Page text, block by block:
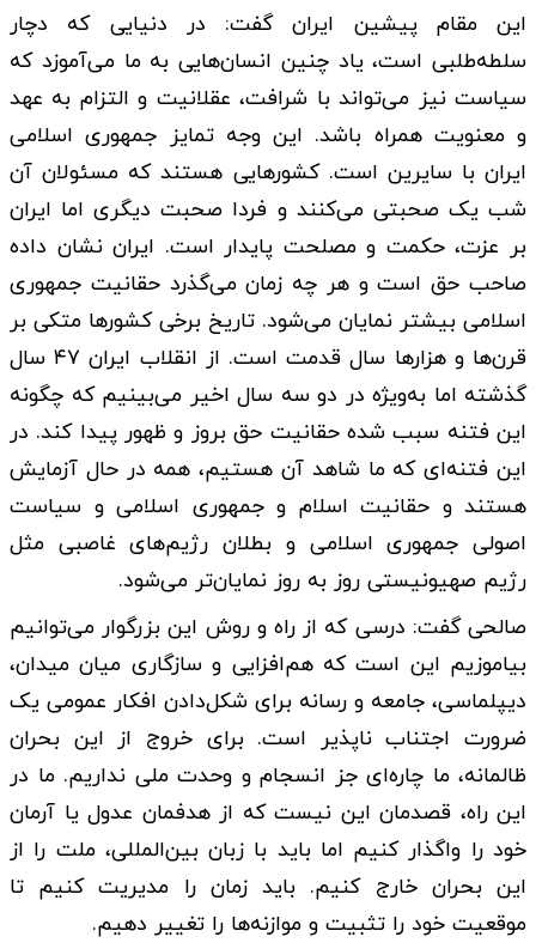
این مقام پیشین ایران گفت: در دنیایی که دچار
سلطه‌طلبی است، یاد چنین انسان‌هایی به ما می‌آموزد که
سیاست نیز می‌تواند با شرافت، عقلانیت و التزام به عهد
و معنویت همراه باشد. این وجه تمایز جمهوری اسلامی
ایران با سایرین است. کشورهایی هستند که مسئولان آن
شب یک صحبتی می‌کنند و فردا صحبت دیگری اما ایران
بر عزت، حکمت و مصلحت پایدار است. ایران نشان داده
صاحب حق است و هر چه زمان می‌گذرد حقانیت جمهوری
اسلامی بیشتر نمایان می‌شود. تاریخ برخی کشورها متکی بر
قرن‌ها و هزارها سال قدمت است. از انقلاب ایران ۴۷ سال
گذشته اما به‌ویژه در دو سه سال اخیر می‌بینیم که چگونه
این فتنه سبب شده حقانیت حق بروز و ظهور پیدا کند. در
این فتنه‌ای که ما شاهد آن هستیم، همه در حال آزمایش
هستند و حقانیت اسلام و جمهوری اسلامی و سیاست
اصولی جمهوری اسلامی و بطلان رژیم‌های غاصبی مثل
رژیم صهیونیستی روز به روز نمایان‌تر می‌شود.
صالحی گفت: درسی که از راه و روش این بزرگوار می‌توانیم
بیاموزیم این است که هم‌افزایی و سازگاری میان میدان،
دیپلماسی، جامعه و رسانه برای شکل‌دادن افکار عمومی یک
ضرورت اجتناب ناپذیر است. برای خروج از این بحران
ظالمانه، ما چاره‌ای جز انسجام و وحدت ملی نداریم. ما در
این راه، قصدمان این نیست که از هدفمان عدول یا آرمان
خود را واگذار کنیم اما باید با زبان بین‌المللی، ملت را از
این بحران خارج کنیم. باید زمان را مدیریت کنیم تا
موقعیت خود را تثبیت و موازنه‌ها را تغییر دهیم.